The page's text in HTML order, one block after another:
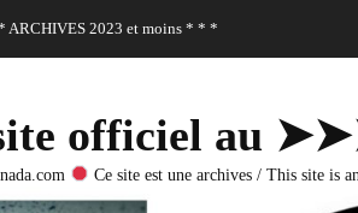
ARCHIVES 2023 et moins * * *
officiel au
Ce site est une archives / This site is